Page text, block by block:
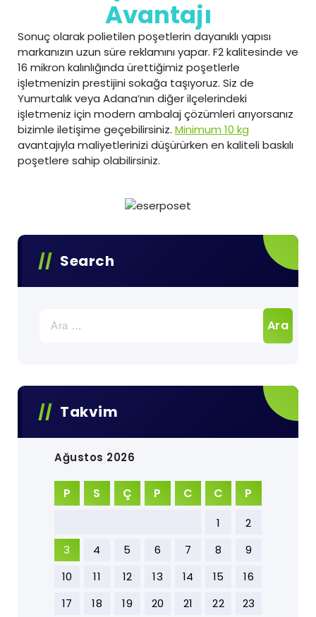
Avantajı
Sonuç olarak polietilen poşetlerin dayanıklı yapısı
markanızın uzun süre reklamını yapar. F2 kalitesinde ve
16 mikron kalınlığında ürettiğimiz poşetlerle
işletmenizin prestijini sokağa taşıyoruz. Siz de
Yumurtalık veya Adana’nın diğer ilçelerindeki
işletmeniz için modern ambalaj çözümleri arıyorsanız
bizimle iletişime geçebilirsiniz. Minimum 10 kg
avantajıyla maliyetlerinizi düşürürken en kaliteli baskılı
poşetlere sahip olabilirsiniz.
Search
Takvim
Ağustos 2026
P S Ç P C C P
1
2
3
4 5 6 7 8
9
10
11 12 13 14 15
16
17
18 19 20 21 22
23